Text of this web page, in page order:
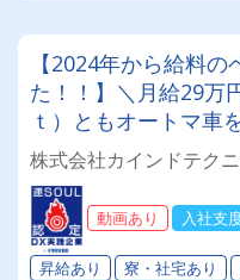
【2024年から給料
た！！】＼月給29万
ｔ）ともオートマ車
♪有休あり♪未経験・
躍中！・社宅空きあ
株式会社カインドテク
動画あり 入社支
昇給あり 寮・社宅あり